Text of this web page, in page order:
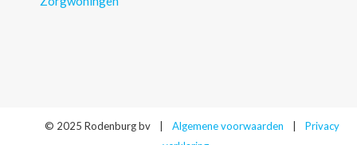
© 2025 Rodenburg bv Algemene voorwaarden
Privacy